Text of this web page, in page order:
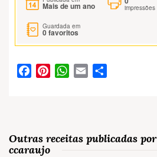
Mais de um ano impressões
Guardada em
0favoritos
FacebookPinterestWhatsApp
Email
Outras receitas publicadas por
ccaraujo